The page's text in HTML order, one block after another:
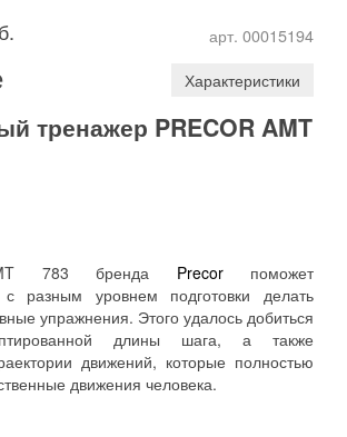
арт. 00015194
Характеристики
тренажер PRECOR AMT
783 бренда Precorпоможет
с разным уровнем подготовки делать
упражнения. Этого удалось добиться
длины шага, а также
движений, которые полностью
движения человека.